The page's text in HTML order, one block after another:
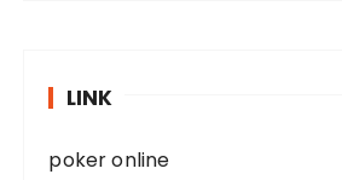
LINK
poker online